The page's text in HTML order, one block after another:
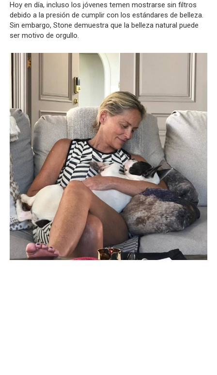
Hoy en día, incluso los jóvenes temen mostrarse sin filtros
debido a la presión de cumplir con los estándares de belleza.
Sin embargo, Stone demuestra que la belleza natural puede
ser motivo de orgullo.